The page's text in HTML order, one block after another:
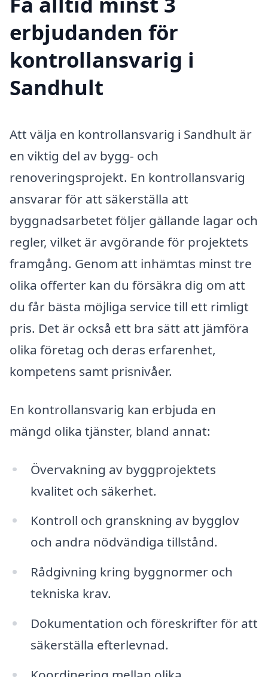
erbjudanden för
kontrollansvarig i
Sandhult
Att välja en kontrollansvarig i Sandhult är
en viktig del av bygg- och
renoveringsprojekt. En kontrollansvarig
ansvarar för att säkerställa att
byggnadsarbetet följer gällande lagar och
regler, vilket är avgörande för projektets
framgång. Genom att inhämtas minst tre
olika offerter kan du försäkra dig om att
du får bästa möjliga service till ett rimligt
pris. Det är också ett bra sätt att jämföra
olika företag och deras erfarenhet,
kompetens samt prisnivåer.
En kontrollansvarig kan erbjuda en
mängd olika tjänster, bland annat:
Övervakning av byggprojektets
kvalitet och säkerhet.
Kontroll och granskning av bygglov
och andra nödvändiga tillstånd.
Rådgivning kring byggnormer och
tekniska krav.
Dokumentation och föreskrifter för att
säkerställa efterlevnad.